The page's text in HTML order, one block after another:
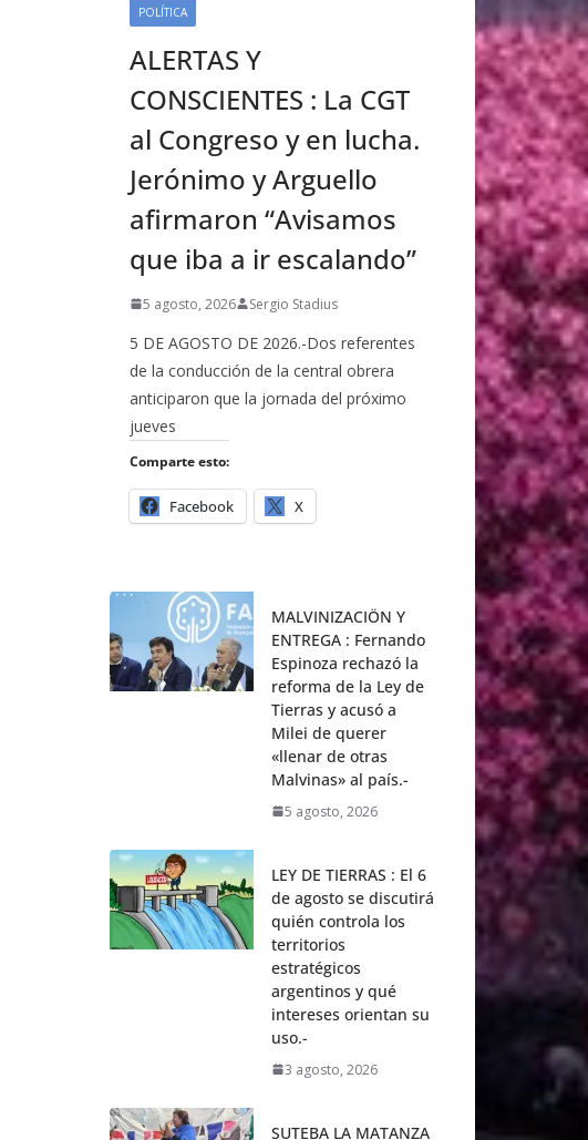
POLÍTICA
ALERTAS Y
CONSCIENTES : La CGT
al Congreso y en lucha.
Jerónimo y Arguello
afirmaron “Avisamos
que iba a ir escalando”
5 agosto, 2026 Sergio Stadius
5 DE AGOSTO DE 2026.-Dos referentes
de la conducción de la central obrera
anticiparon que la jornada del próximo
jueves
Comparte esto:
Facebook X
MALVINIZACIÖN Y
ENTREGA : Fernando
Espinoza rechazó la
reforma de la Ley de
Tierras y acusó a
Milei de querer
«llenar de otras
Malvinas» al país.-
5 agosto, 2026
LEY DE TIERRAS : El 6
de agosto se discutirá
quién controla los
territorios
estratégicos
argentinos y qué
intereses orientan su
uso.-
3 agosto, 2026
SUTEBA LA MATANZA